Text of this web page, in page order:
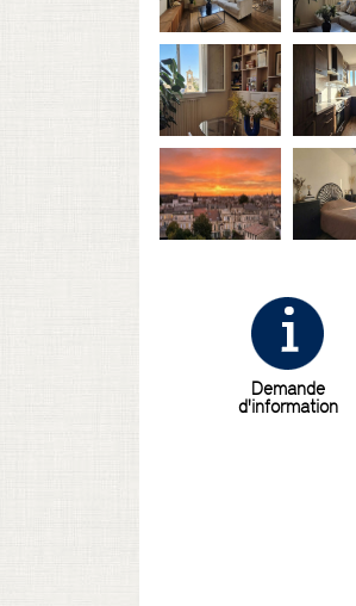
Demande
d'information